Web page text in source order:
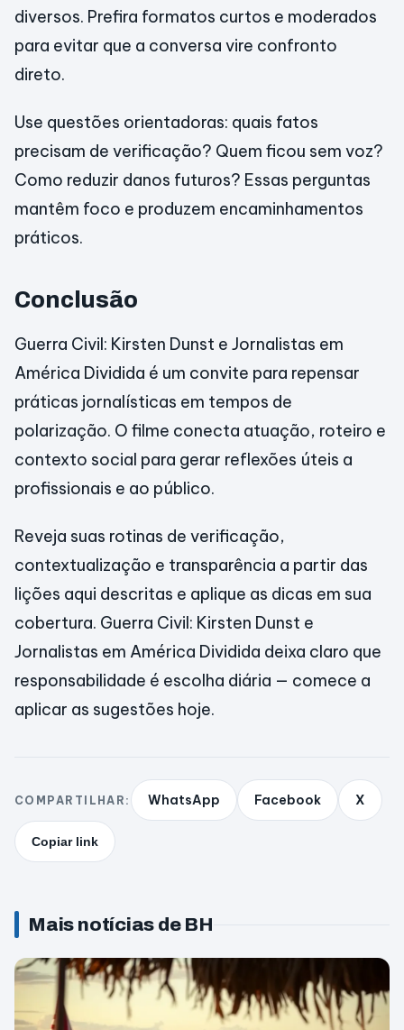
diversos. Prefira formatos curtos e moderados
para evitar que a conversa vire confronto
direto.
Use questões orientadoras: quais fatos
precisam de verificação? Quem ficou sem voz?
Como reduzir danos futuros? Essas perguntas
mantêm foco e produzem encaminhamentos
práticos.
Conclusão
Guerra Civil: Kirsten Dunst e Jornalistas em
América Dividida é um convite para repensar
práticas jornalísticas em tempos de
polarização. O filme conecta atuação, roteiro e
contexto social para gerar reflexões úteis a
profissionais e ao público.
Reveja suas rotinas de verificação,
contextualização e transparência a partir das
lições aqui descritas e aplique as dicas em sua
cobertura. Guerra Civil: Kirsten Dunst e
Jornalistas em América Dividida deixa claro que
responsabilidade é escolha diária — comece a
aplicar as sugestões hoje.
COMPARTILHAR: WhatsApp Facebook X
Copiar link
Mais notícias de BH